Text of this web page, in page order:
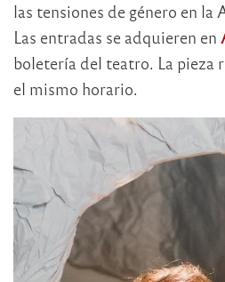
las tensiones de género en la
Las entradas se adquieren en
boletería del teatro. La pieza
el mismo horario.